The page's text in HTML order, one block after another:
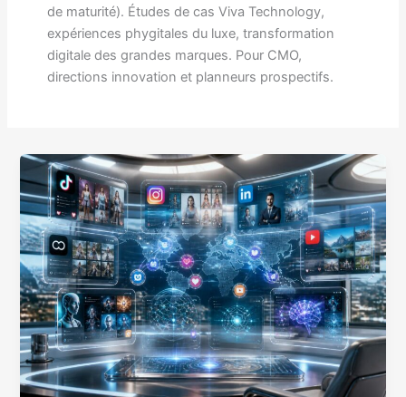
de maturité). Études de cas Viva Technology,
expériences phygitales du luxe, transformation
digitale des grandes marques. Pour CMO,
directions innovation et planneurs prospectifs.